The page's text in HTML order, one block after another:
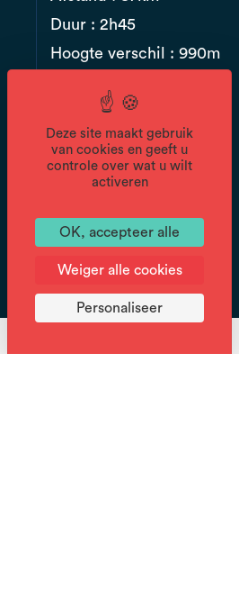
Duur : 2h45
Hoogte verschil : 990m
Documenten
Tracé
GPX
Deze site maakt gebruik
van cookies en geeft u
controle over wat u wilt
activeren
OK, accepteer alle
Weiger alle cookies
Personaliseer